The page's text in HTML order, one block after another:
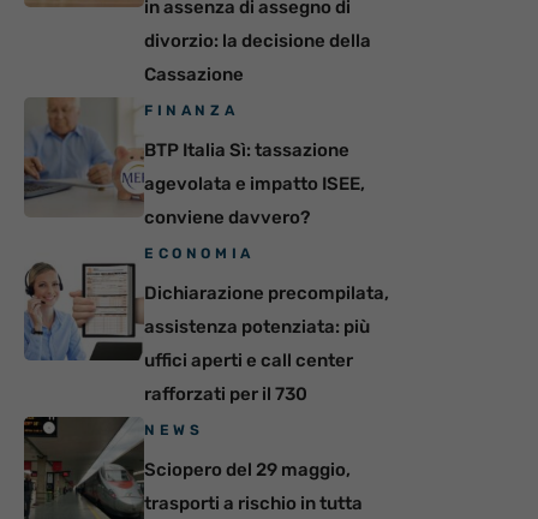
in assenza di assegno di
divorzio: la decisione della
Cassazione
FINANZA
BTP Italia Sì: tassazione
agevolata e impatto ISEE,
conviene davvero?
ECONOMIA
Dichiarazione precompilata,
assistenza potenziata: più
uffici aperti e call center
rafforzati per il 730
NEWS
Sciopero del 29 maggio,
trasporti a rischio in tutta